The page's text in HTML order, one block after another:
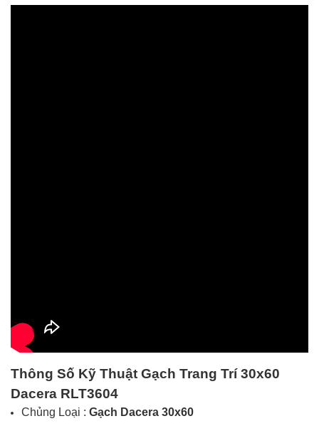
Thông Số Kỹ Thuật Gạch Trang Trí30x60
Dacera RLT3604
Chủng Loại : Gạch Dacera 30x60